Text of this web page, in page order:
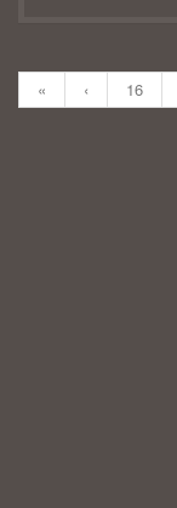
« ‹ 16